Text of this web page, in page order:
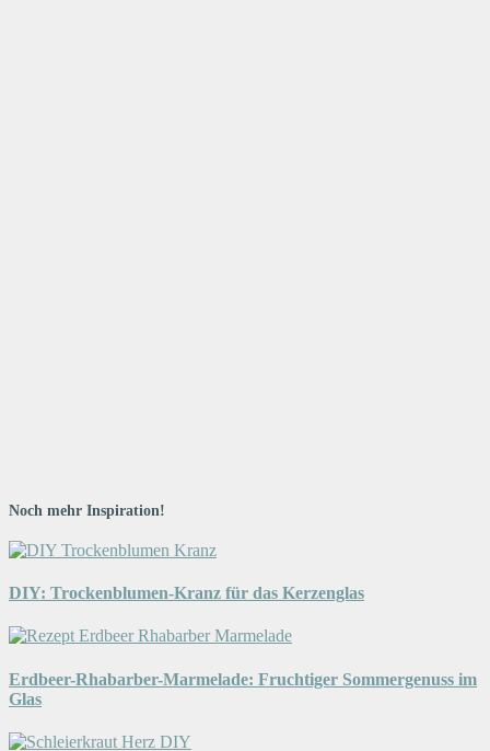
Noch mehr Inspiration!
DIY: Trockenblumen-Kranz für das Kerzenglas
Erdbeer-Rhabarber-Marmelade: Fruchtiger Sommergenuss im
Glas